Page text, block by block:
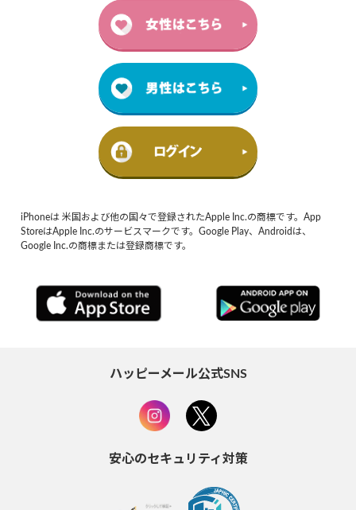
iPhoneは 米国および他の国々で登録されたApple Inc.の商標です。App
StoreはApple Inc.のサービスマークです。Google Play、Androidは、
Google Inc.の商標または登録商標です。
ハッピーメール公式SNS
安心のセキュリティ対策